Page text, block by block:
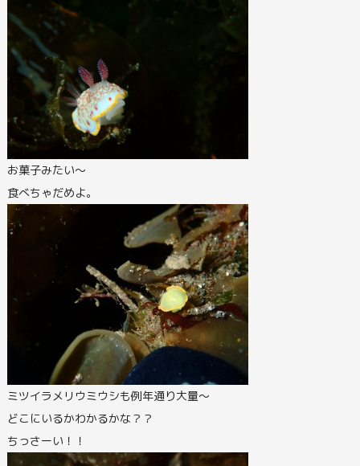
お菓子みたい～
食べちゃだめよ。
ミツイラメリウミウシも例年通り大量～
どこにいるかわかるかな？？
ちっさーい！！